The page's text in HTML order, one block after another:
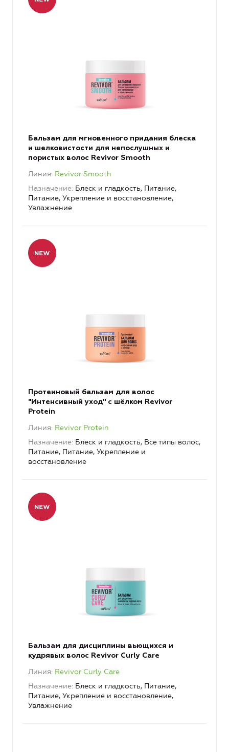
Бальзам для мгновенного придания блеска
и шелковистости для непослушных и
пористых волос Revivor Smooth
Линия Revivor Smooth
Назначение Блеск и гладкость, Питание,
Питание, Укрепление и восстановление,
Увлажнение
Протеиновый бальзам для волос
"Интенсивный уход" с шёлком Revivor
Protein
Линия Revivor Protein
Назначение Блеск и гладкость, Все типы волос,
Питание, Питание, Укрепление и
восстановление
Бальзам для дисциплины вьющихся и
кудрявых волос Revivor Curly Care
Линия Revivor Curly Care
Назначение Блеск и гладкость, Питание,
Питание, Укрепление и восстановление,
Увлажнение